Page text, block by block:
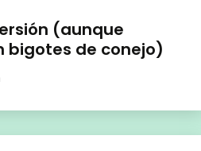
(aunque
bigotes de conejo)